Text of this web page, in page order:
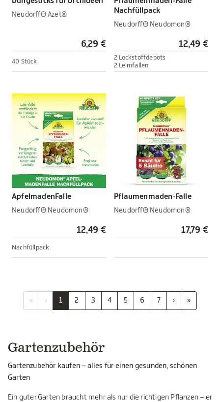
Neudorff® Azet®
6,29 €
40 Stück
Nachfüllpack
Neudorff® Neudomon®
12,49 €
2 Lockstoffdepots
2 Leimfallen
ApfelmadenFalle
Neudorff® Neudomon®
12,49 €
Nachfüllpack
Pflaumenmaden-Falle
Neudorff® Neudomon®
17,79 €
« ‹ 1 2 3 4 5 6 7 › »
Gartenzubehör
Gartenzubehör kaufen – alles für einen gesunden, schönen
Garten
Ein guter Garten braucht mehr als nur die richtigen Pflanzen – er